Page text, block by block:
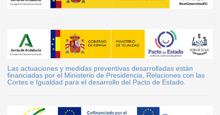
Las actuaciones y medidas preventivas desarrolladas están
financiadas por el Ministerio de Presidencia, Relaciones con las
Cortes e Igualdad para el desarrollo del Pacto de Estado.